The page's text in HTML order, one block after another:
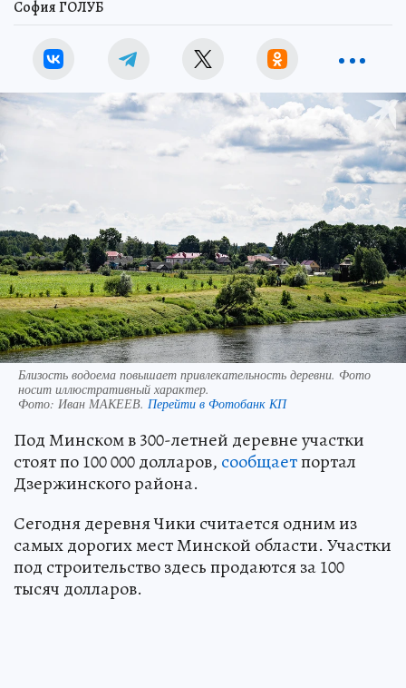
София ГОЛУБ
Близость водоема повышает привлекательность деревни. Фото
носит иллюстративный характер.
Фото: Иван МАКЕЕВ. Перейти в Фотобанк КП
Под Минском в 300-летней деревне участки
стоят по 100 000 долларов, сообщаетпортал
Дзержинского района.
Сегодня деревня Чики считается одним из
самых дорогих мест Минской области. Участки
под строительство здесь продаются за 100
тысяч долларов.